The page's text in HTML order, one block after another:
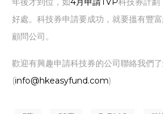
好處。科技券申請要成功，就要搵有豐
顧問公司。
歡迎有興趣申請科技券的公司聯絡我們
(info@hkeasyfund.com)